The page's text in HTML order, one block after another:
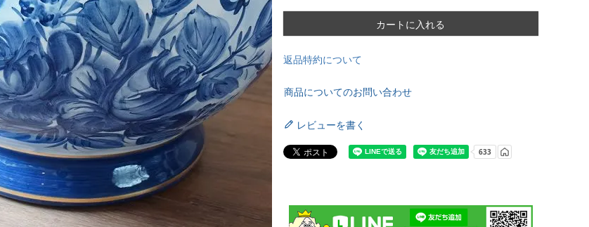
カートに入れる
返品特約について
商品についてのお問い合わせ
レビューを書く